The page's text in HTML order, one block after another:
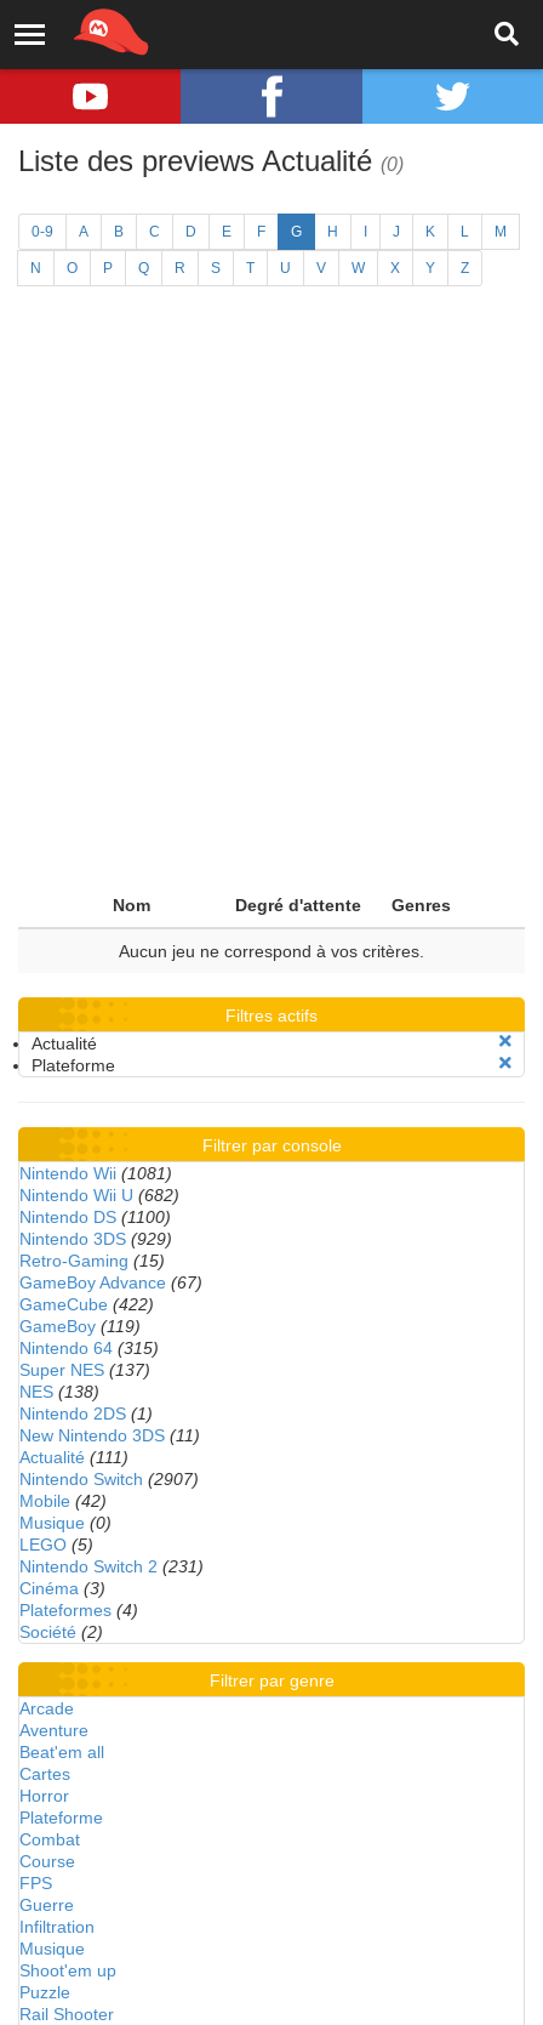
Liste des previews Actualité (0)
0-9 A B C D E F G H J K L M
N O P Q R S T U V W X Y Z
Nom Degré d'attente Genres
Aucun jeu ne correspond à vos critères.
Filtres actifs
Actualité
Plateforme
Filtrer par console
Nintendo Wii (1081)
Nintendo Wii U (682)
Nintendo DS (1100)
Nintendo 3DS (929)
Retro-Gaming (15)
GameBoy Advance (67)
GameCube (422)
GameBoy (119)
Nintendo 64 (315)
Super NES (137)
NES (138)
Nintendo 2DS (1)
New Nintendo 3DS (11)
Actualité (111)
Nintendo Switch (2907)
Mobile (42)
Musique (0)
LEGO (5)
Nintendo Switch 2 (231)
Cinéma (3)
Plateformes (4)
Société (2)
Filtrer par genre
Arcade
Aventure
Beat'em all
Cartes
Horror
Plateforme
Combat
Course
FPS
Guerre
Infiltration
Musique
Shoot'em up
Puzzle
Rail Shooter